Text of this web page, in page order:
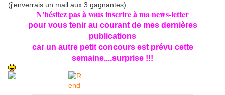
(j'enverrais un mail aux 3 gagnantes)
N'hésitez pas à vous inscrire à ma news-letter
pour vous tenir au courant de mes dernières
publications
car un autre petit concours est prévu cette
semaine....surprise !!!